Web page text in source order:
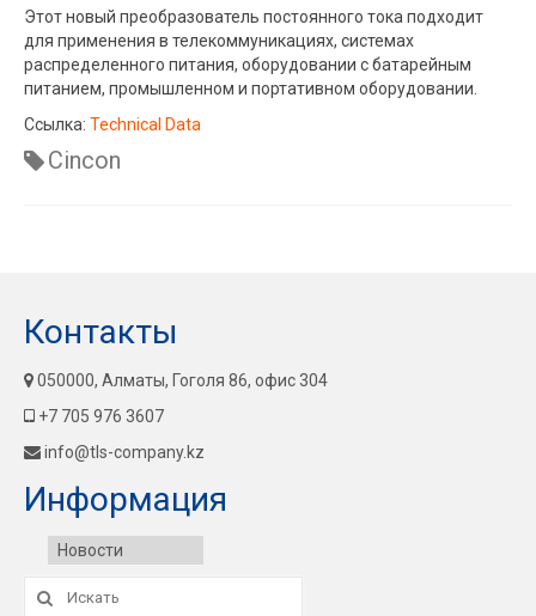
Этот новый преобразователь постоянного тока подходит
для применения в телекоммуникациях, системах
распределенного питания, оборудовании с батарейным
питанием, промышленном и портативном оборудовании.
Ссылка: Technical Data
Cincon
Контакты
050000, Алматы, Гоголя 86, офис 304
+7 705 976 3607
info@tls-company.kz
Информация
Новости
Искать: